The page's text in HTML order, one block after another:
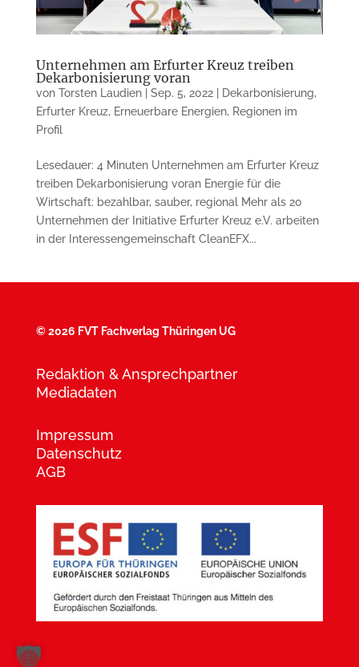
Unternehmen am Erfurter Kreuz treiben
Dekarbonisierung voran
von Torsten Laudien| Sep. 5, 2022| Dekarbonisierung,
Erfurter Kreuz, Erneuerbare Energien, Regionen im
Profil
Lesedauer: 4 Minuten Unternehmen am Erfurter Kreuz
treiben Dekar­bo­ni­sierung voran Energie für die
Wirtschaft: bezahlbar, sauber, regional Mehr als 20
Unternehmen der Initiative Erfurter Kreuz e.V. arbeiten
in der Interessengemeinschaft Clean­EFX...
©2026 FVT Fachverlag Thüringen UG
Redaktion & Ansprechpartner
Mediadaten
Impressum
Datenschutz
AGB